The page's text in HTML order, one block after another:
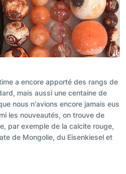
a encore apporté des rangs de
mais aussi une centaine de
nous n'avions encore jamais eus
les nouveautés, on trouve de
par exemple de la calcite rouge,
de Mongolie, du Eisenkiesel et